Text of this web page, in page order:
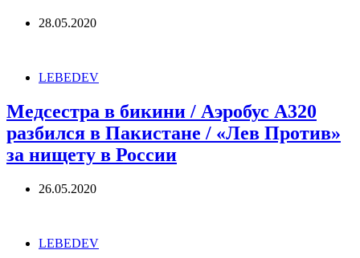
28.05.2020
LEBEDEV
Медсестра в бикини / Аэробус А320
разбился в Пакистане / «Лев Против»
за нищету в России
26.05.2020
LEBEDEV